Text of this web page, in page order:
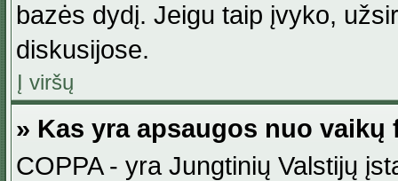
bazės dydį. Jeigu taip įvyko,
diskusijose.
Į viršų
» Kas yra apsaugos nuo vaikų
COPPA - yra Jungtinių Valstijų